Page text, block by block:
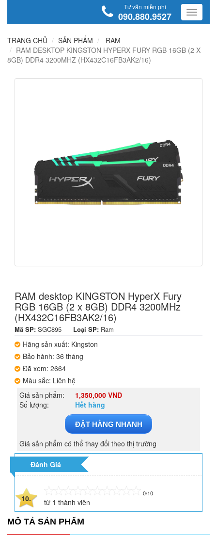
Tư vấn miễn phí
090.880.9527
TRANG CHỦ SẢN PHẨM
RAM
RAM DESKTOP KINGSTON HYPERX FURY RGB 16GB (2 X
8GB) DDR4 3200MHZ (HX432C16FB3AK2/16)
RAM desktop KINGSTON HyperX Fury
RGB 16GB (2 x 8GB) DDR4 3200MHz
(HX432C16FB3AK2/16)
Mã SP: SGC895 Loại SP: Ram
Hãng sản xuất: Kingston
Bảo hành: 36 tháng
Đã xem: 2664
Màu sắc: Liên hệ
Giá sản phẩm:
1,350,000 VND
Số lượng:
Hết hàng
ĐẶT HÀNG NHANH
Giá sản phẩm có thể thay đổi theo thị trường
Đánh Giá
10.
0/10
từ 1 thành viên
MÔ TẢ SẢN PHẨM